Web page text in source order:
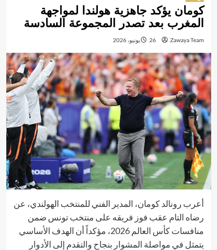
كومان يؤكد جاهزية هولندا لمواجهة
المغرب بعد تصدر المجموعة السادسة
Zawaya Team 26 يونيو، 2026
أعرب رونالد كومان، المدير الفني للمنتخب الهولندي، عن
رضاه التام عقب فوز فريقه على منتخب تونس ضمن
منافسات كأس العالم 2026، مؤكداً أن الهدف الأساسي
يتمثل في مواصلة المشوار بنجاح والتقدم إلى الأدوار